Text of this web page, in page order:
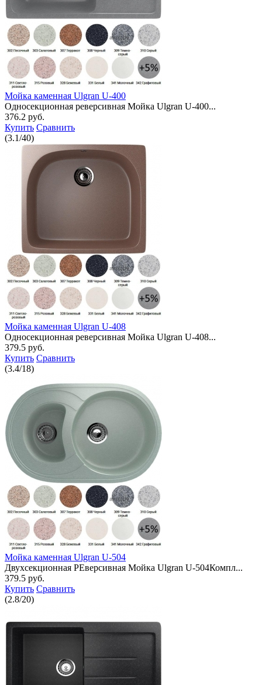
Мойка каменная Ulgran U-400
Односекционная реверсивная Мойка Ulgran U-400...
376.2 руб.
Купить Сравнить
(3.1/40)
Мойка каменная Ulgran U-408
Односекционная реверсивная Мойка Ulgran U-408...
379.5 руб.
Купить Сравнить
(3.4/18)
Мойка каменная Ulgran U-504
Двухсекционная РЕверсивная Мойка Ulgran U-504Компл...
379.5 руб.
Купить Сравнить
(2.8/20)